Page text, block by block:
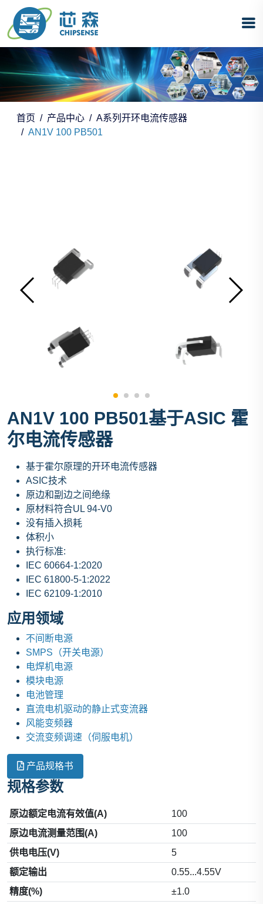
首页 产品中心
A系列开环电流传感器
AN1V 100 PB501
AN1V 100 PB501基于ASIC 霍
尔电流传感器
基于霍尔原理的开环电流传感器
ASIC技术
原边和副边之间绝缘
原材料符合UL 94-V0
没有插入损耗
体积小
执行标准:
IEC 60664-1:2020
IEC 61800-5-1:2022
IEC 62109-1:2010
应用领域
不间断电源
SMPS（开关电源）
电焊机电源
模块电源
电池管理
直流电机驱动的静止式变流器
风能变频器
交流变频调速（伺服电机）
产品规格书
规格参数
原边额定电流有效值(A)
100
原边电流测量范围(A)
100
供电电压(V)
5
额定输出
0.55...4.55V
精度(%)
±1.0